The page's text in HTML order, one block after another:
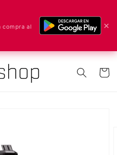
compra al
✕
el mundo! 🚀📦
Carrito